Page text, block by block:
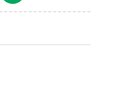
NÁKUPNÝ